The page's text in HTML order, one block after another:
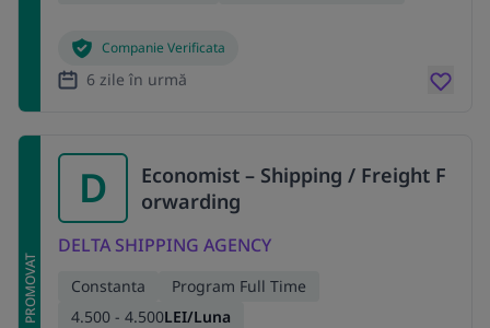
Companie Verificata
6 zile în urmă
PROMOVAT
D
Economist – Shipping / Freight F
orwarding
DELTA SHIPPING AGENCY
Constanta
Program Full Time
4.500 - 4.500LEI/Luna